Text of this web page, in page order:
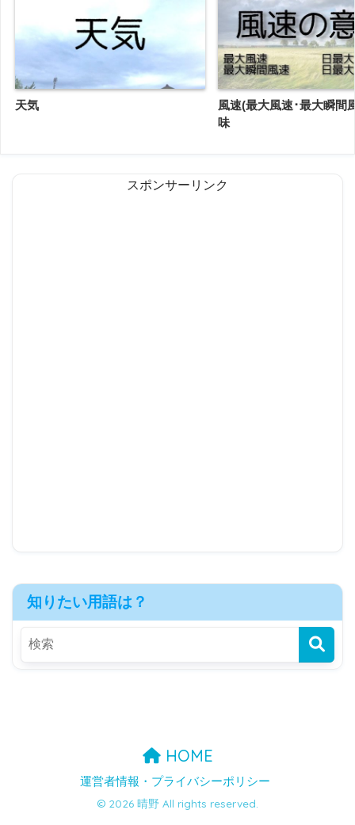
天気
風速(最大風速･最大瞬間
味
スポンサーリンク
知りたい用語は？
HOME
運営者情報・プライバシーポリシー
© 2026 晴野 All rights reserved.